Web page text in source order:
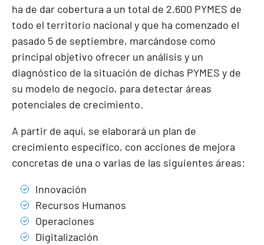
ha de dar cobertura a un total de 2.600 PYMES de
todo el territorio nacional y que ha comenzado el
pasado 5 de septiembre, marcándose como
principal objetivo ofrecer un análisis y un
diagnóstico de la situación de dichas PYMES y de
su modelo de negocio, para detectar áreas
potenciales de crecimiento.
A partir de aquí, se elaborará un plan de
crecimiento específico, con acciones de mejora
concretas de una o varias de las siguientes áreas:
Innovación
Recursos Humanos
Operaciones
Digitalización